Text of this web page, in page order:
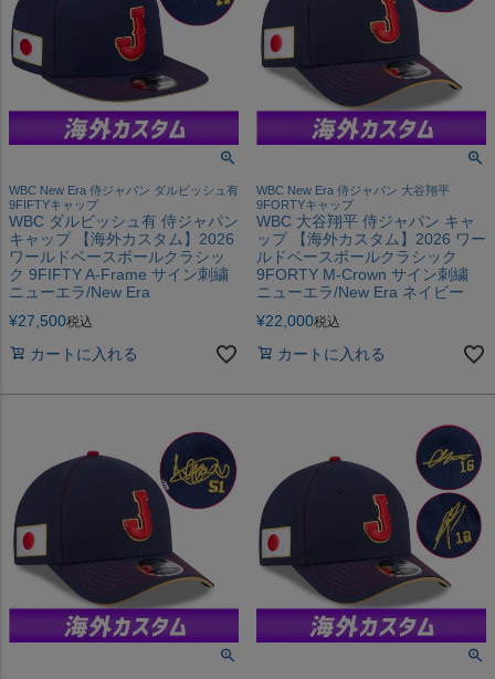
WBC New Era 侍ジャパン ダルビッシュ有
9FIFTYキャップ
WBC ダルビッシュ有 侍ジャパン
キャップ 【海外カスタム】2026
ワールドベースボールクラシッ
ク 9FIFTY A-Frame サイン刺繍
ニューエラ/New Era
¥27,500税込
カートに入れる
WBC New Era 侍ジャパン 大谷翔平
9FORTYキャップ
WBC 大谷翔平 侍ジャパン キャ
ップ 【海外カスタム】2026 ワー
ルドベースボールクラシック
9FORTY M-Crown サイン刺繍
ニューエラ/New Era ネイビー
¥22,000税込
カートに入れる